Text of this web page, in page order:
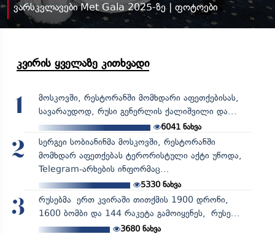
ვარსკვლავები Met Gala 2025-ზე | ფოტოები
კვირის ყველაზე კითხვადი
1
მოსკოვში, რესტორანში მომხდარი აფეთქებისას,
სავარაუდოდ, რუსი გენერლის ქალიშვილი და...
6041 ნახვა
2
სერგეი სობიანინმა მოსკოვში, რესტორანში
მომხდარ აფეთქებას ტერორისტული აქტი უწოდა,
Telegram-არხების ინფორმაც...
5330ნახვა
3
რუსებმა ერთ კვირაში თითქმის 1900 დრონი,
1600 ბომბი და 144 რაკეტა გამოიყენეს, რუსე...
3680ნახვა